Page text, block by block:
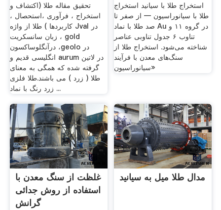
تحقیق مقاله طلا (اکتشاف و
استخراج ، فرآوری ،استحصال ،
کاربردها ) طلا از واژه Jval در
زبان سانسکریت ، gold
درآنگلوساکسون ،geolo در
انگلیسی قدیم و aurum در لاتین
گرفته شده که همگی به معنای
طلا ( زرد ) می باشند.طلا فلزی
زرد رنگ با نماد ...
استخراج طلا با سیانید استخراج
طلا با سیانوراسیون — از صفر تا
صد طلا با نماد Au در گروه ۱۱ و
تناوب ۶ جدول تناوبی عناصر
شناخته می‌شود. استخراج طلا از
سنگ‌های معدن با فرآیند
«سیانوراسیون
غلظت از سنگ معدن با
استفاده از روش جدائی
گرانش
مدال طلا میل به سیانید